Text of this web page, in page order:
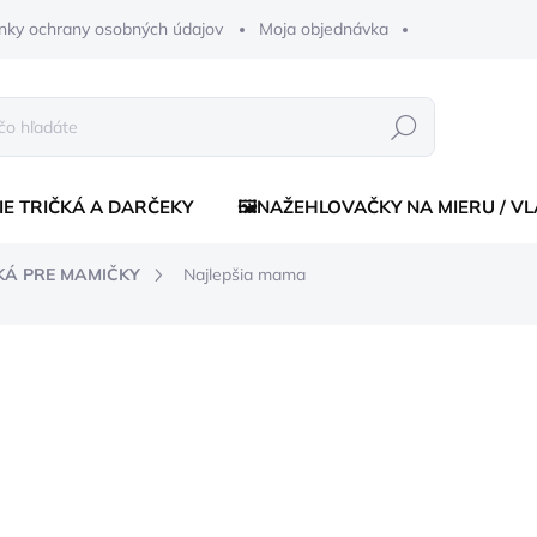
ochrany osobných údajov Moja objednávka
Hľadať
TRIČKÁ A DARČEKY 🖼️NAŽEHLOVAČKY NA MIERU /
PRE MAMIČKY Najlepšia mama